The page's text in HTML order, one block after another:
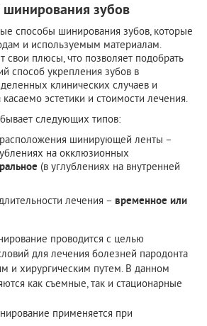
зубов
способы шинирования зубов, которые
и используемым материалам.
плюсы, что позволяет подобрать
способ укрепления зубов в
клинических случаев и
эстетики и стоимости лечения.
следующих типов:
шинирующей ленты –
на окклюзионных
(в углублениях на внутренней
лечения – временное или
проводится с целью
для лечения болезней пародонта
и хирургическим путем. В данном
как съемные, так и стационарные
применяется при